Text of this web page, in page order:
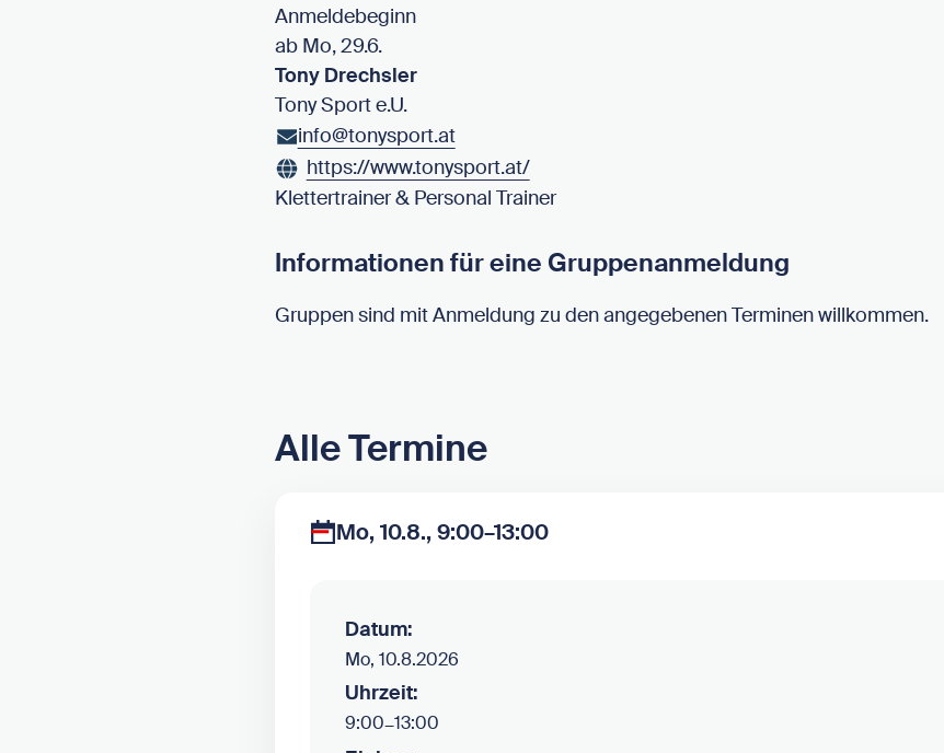
Anmeldebeginn
ab Mo, 29.6.
Tony Drechsler
Tony Sport e.U.
info@tonysport.at
https://www.tonysport.at/
Klettertrainer & Personal Trainer
Informationen für eine Gruppenanmeldung
Gruppen sind mit Anmeldung zu den angegebenen Terminen willkommen.
Alle Termine
Mo, 10.8., 9:00–13:00
Datum:
Mo, 10.8.2026
Uhrzeit:
9:00–13:00